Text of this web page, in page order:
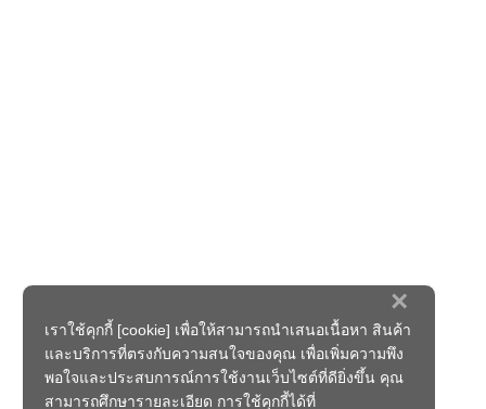
×
เราใช้คุกกี้ [cookie] เพื่อให้สามารถนำเสนอเนื้อหา สินค้า
และบริการที่ตรงกับความสนใจของคุณ เพื่อเพิ่มความพึง
พอใจและประสบการณ์การใช้งานเว็บไซต์ที่ดียิ่งขึ้น คุณ
สามารถศึกษารายละเอียด การใช้คุกกี้ได้ที่